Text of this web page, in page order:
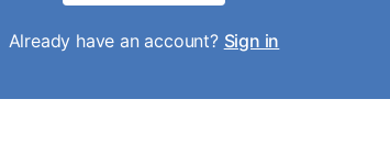
Already have an account? Sign in